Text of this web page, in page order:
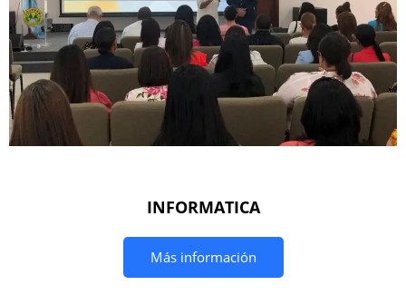
INFORMATICA
Más información